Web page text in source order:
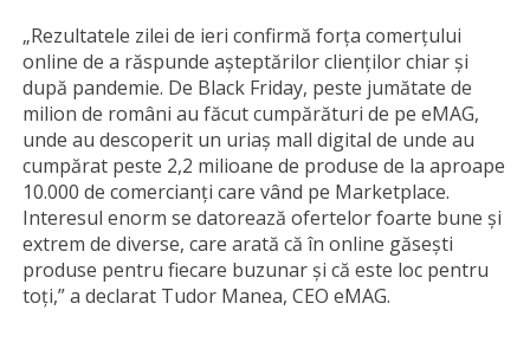
„Rezultatele zilei de ieri confirmă forța comerțului
online de a răspunde așteptărilor clienților chiar și
după pandemie. De Black Friday, peste jumătate de
milion de români au făcut cumpărături de pe eMAG,
unde au descoperit un uriaș mall digital de unde au
cumpărat peste 2,2 milioane de produse de la aproape
10.000 de comercianți care vând pe Marketplace.
Interesul enorm se datorează ofertelor foarte bune și
extrem de diverse, care arată că în online găsești
produse pentru fiecare buzunar și că este loc pentru
toți,” a declarat Tudor Manea, CEO eMAG.